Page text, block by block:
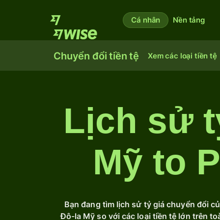
Cá nhân Nền tảng
Chuyển đổi tiền tệ Xem các loại tiền tệ
Lịch sử
Mỹ to
Bạn đang tìm lịch sử tỷ giá chuyển đổi
Đô-la Mỹ so với các loại tiền tệ lớn trên